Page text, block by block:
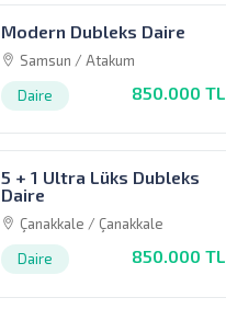
Modern Dubleks Daire
Samsun / Atakum
Daire
850.000 TL
5 + 1 Ultra Lüks Dubleks
Daire
Çanakkale / Çanakkale
Daire
850.000 TL